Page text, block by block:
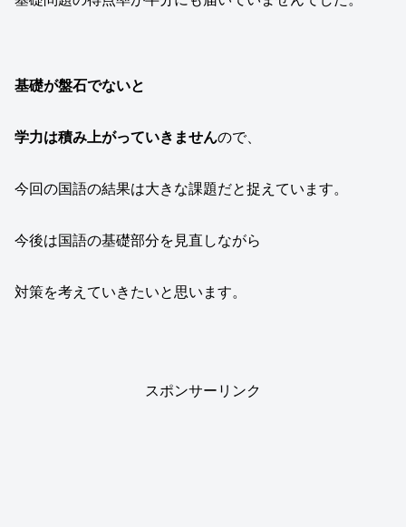
基礎が盤石でないと
学力は積み上がっていきませんので、
今回の国語の結果は大きな課題だと捉えています。
今後は国語の基礎部分を見直しながら
対策を考えていきたいと思います。
スポンサーリンク